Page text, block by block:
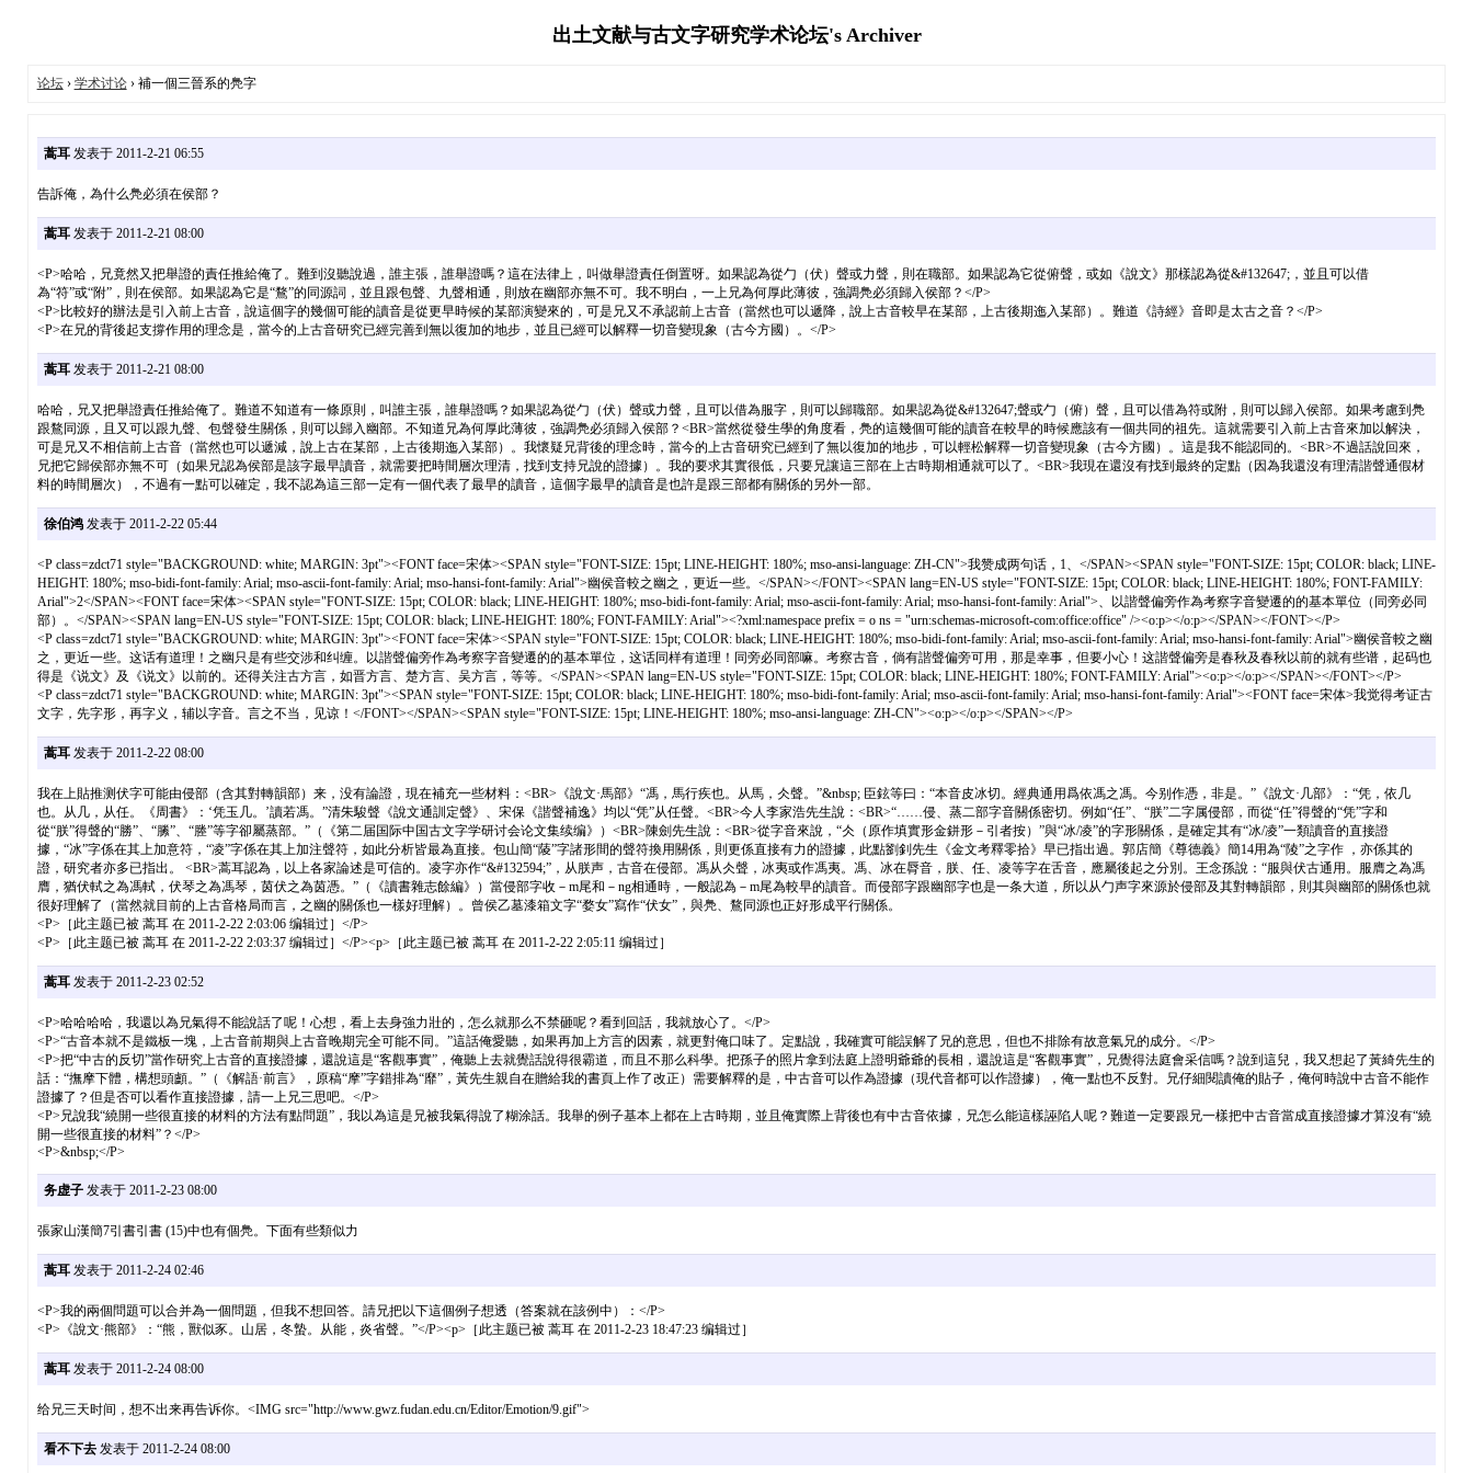
出土文献与古文字研究学术论坛's Archiver
论坛› 学术讨论› 補一個三晉系的鳧字
蒿耳发表于 2011-2-21 06:55
告訴俺，為什么鳧必須在侯部？
蒿耳发表于 2011-2-21 08:00
<P>哈哈，兄竟然又把舉證的責任推給俺了。難到沒聽說過，誰主張，誰舉證嗎？這在法律上，叫做舉證責任倒置呀。如果認為從勹（伏）聲或力聲，則在職部。如果認為它從俯聲，或如《說文》那樣認為從&#132647;，並且可以借
為“符”或“附”，則在侯部。如果認為它是“鶩”的同源詞，並且跟包聲、九聲相通，則放在幽部亦無不可。我不明白，一上兄為何厚此薄彼，強調鳧必須歸入侯部？</P>
<P>比較好的辦法是引入前上古音，說這個字的幾個可能的讀音是從更早時候的某部演變來的，可是兄又不承認前上古音（當然也可以遞降，說上古音較早在某部，上古後期迤入某部）。難道《詩經》音即是太古之音？</P>
<P>在兄的背後起支撐作用的理念是，當今的上古音研究已經完善到無以復加的地步，並且已經可以解釋一切音變現象（古今方國）。</P>
蒿耳发表于 2011-2-21 08:00
哈哈，兄又把舉證責任推給俺了。難道不知道有一條原則，叫誰主張，誰舉證嗎？如果認為從勹（伏）聲或力聲，且可以借為服字，則可以歸職部。如果認為從&#132647;聲或勹（俯）聲，且可以借為符或附，則可以歸入侯部。如果考慮到鳧
跟鶩同源，且又可以跟九聲、包聲發生關係，則可以歸入幽部。不知道兄為何厚此薄彼，強調鳧必須歸入侯部？<BR>當然從發生學的角度看，鳧的這幾個可能的讀音在較早的時候應該有一個共同的祖先。這就需要引入前上古音來加以解決，
可是兄又不相信前上古音（當然也可以遞減，說上古在某部，上古後期迤入某部）。我懷疑兄背後的理念時，當今的上古音研究已經到了無以復加的地步，可以輕松解釋一切音變現象（古今方國）。這是我不能認同的。<BR>不過話說回來，
兄把它歸侯部亦無不可（如果兄認為侯部是該字最早讀音，就需要把時間層次理清，找到支持兄說的證據）。我的要求其實很低，只要兄讓這三部在上古時期相通就可以了。<BR>我現在還沒有找到最終的定點（因為我還沒有理清諧聲通假材
料的時間層次），不過有一點可以確定，我不認為這三部一定有一個代表了最早的讀音，這個字最早的讀音是也許是跟三部都有關係的另外一部。
徐伯鸿发表于 2011-2-22 05:44
<P class=zdct71 style="BACKGROUND: white; MARGIN: 3pt"><FONT face=宋体><SPAN style="FONT-SIZE: 15pt; LINE-HEIGHT: 180%; mso-ansi-language: ZH-CN">我赞成两句话，1、</SPAN><SPAN style="FONT-SIZE: 15pt; COLOR: black; LINE-
HEIGHT: 180%; mso-bidi-font-family: Arial; mso-ascii-font-family: Arial; mso-hansi-font-family: Arial">幽侯音較之幽之，更近一些。</SPAN></FONT><SPAN lang=EN-US style="FONT-SIZE: 15pt; COLOR: black; LINE-HEIGHT: 180%; FONT-FAMILY:
Arial">2</SPAN><FONT face=宋体><SPAN style="FONT-SIZE: 15pt; COLOR: black; LINE-HEIGHT: 180%; mso-bidi-font-family: Arial; mso-ascii-font-family: Arial; mso-hansi-font-family: Arial">、以諧聲偏旁作為考察字音變遷的的基本單位（同旁必同
部）。</SPAN><SPAN lang=EN-US style="FONT-SIZE: 15pt; COLOR: black; LINE-HEIGHT: 180%; FONT-FAMILY: Arial"><?xml:namespace prefix = o ns = "urn:schemas-microsoft-com:office:office" /><o:p></o:p></SPAN></FONT></P>
<P class=zdct71 style="BACKGROUND: white; MARGIN: 3pt"><FONT face=宋体><SPAN style="FONT-SIZE: 15pt; COLOR: black; LINE-HEIGHT: 180%; mso-bidi-font-family: Arial; mso-ascii-font-family: Arial; mso-hansi-font-family: Arial">幽侯音較之幽
之，更近一些。这话有道理！之幽只是有些交涉和纠缠。以諧聲偏旁作為考察字音變遷的的基本單位，这话同样有道理！同旁必同部嘛。考察古音，倘有諧聲偏旁可用，那是幸事，但要小心！这諧聲偏旁是春秋及春秋以前的就有些谱，起码也
得是《说文》及《说文》以前的。还得关注古方言，如晋方言、楚方言、吴方言，等等。</SPAN><SPAN lang=EN-US style="FONT-SIZE: 15pt; COLOR: black; LINE-HEIGHT: 180%; FONT-FAMILY: Arial"><o:p></o:p></SPAN></FONT></P>
<P class=zdct71 style="BACKGROUND: white; MARGIN: 3pt"><SPAN style="FONT-SIZE: 15pt; COLOR: black; LINE-HEIGHT: 180%; mso-bidi-font-family: Arial; mso-ascii-font-family: Arial; mso-hansi-font-family: Arial"><FONT face=宋体>我觉得考证古
文字，先字形，再字义，辅以字音。言之不当，见谅！</FONT></SPAN><SPAN style="FONT-SIZE: 15pt; LINE-HEIGHT: 180%; mso-ansi-language: ZH-CN"><o:p></o:p></SPAN></P>
蒿耳发表于 2011-2-22 08:00
我在上貼推测伏字可能由侵部（含其對轉韻部）来，没有論證，現在補充一些材料：<BR>《說文·馬部》“馮，馬行疾也。从馬，仌聲。”&nbsp; 臣鉉等曰：“本音皮冰切。經典通用爲依馮之馮。今别作憑，非是。”《說文·几部》：“凭，依几
也。从几，从任。《周書》：‘凭玉几。’讀若馮。”清朱駿聲《說文通訓定聲》、宋保《諧聲補逸》均以“凭”从任聲。<BR>今人李家浩先生說：<BR>“……侵、蒸二部字音關係密切。例如“任”、“朕”二字属侵部，而從“任”得聲的“凭”字和
從“朕”得聲的“勝”、“縢”、“塍”等字卻屬蒸部。”（《第二届国际中国古文字学研讨会论文集续编》）<BR>陳劍先生說：<BR>從字音來說，“仌（原作填實形金鉼形－引者按）”與“冰/凌”的字形關係，是確定其有“冰/凌”一類讀音的直接證
據，“冰”字係在其上加意符，“凌”字係在其上加注聲符，如此分析皆最為直接。包山簡“䔖”字諸形間的聲符換用關係，則更係直接有力的證據，此點劉釗先生《金文考釋零拾》早已指出過。郭店簡《尊德義》簡14用為“陵”之字作 ，亦係其的
證，研究者亦多已指出。 <BR>蒿耳認為，以上各家論述是可信的。凌字亦作“&#132594;”，从朕声，古音在侵部。馮从仌聲，冰夷或作馮夷。馮、冰在脣音，朕、任、凌等字在舌音，應屬後起之分別。王念孫說：“服與伏古通用。服膺之為馮
膺，猶伏軾之為馮軾，伏琴之為馮琴，茵伏之為茵憑。”（《讀書雜志餘編》）當侵部字收－m尾和－ng相通時，一般認為－m尾為較早的讀音。而侵部字跟幽部字也是一条大道，所以从勹声字來源於侵部及其對轉韻部，則其與幽部的關係也就
很好理解了（當然就目前的上古音格局而言，之幽的關係也一樣好理解）。曾侯乙墓漆箱文字“婺女”寫作“伏女”，與鳧、鶩同源也正好形成平行關係。
<P>［此主题已被 蒿耳 在 2011-2-22 2:03:06 编辑过］</P>
<P>［此主题已被 蒿耳 在 2011-2-22 2:03:37 编辑过］</P><p>［此主题已被 蒿耳 在 2011-2-22 2:05:11 编辑过］
蒿耳发表于 2011-2-23 02:52
<P>哈哈哈哈，我還以為兄氣得不能說話了呢！心想，看上去身強力壯的，怎么就那么不禁砸呢？看到回話，我就放心了。</P>
<P>“古音本就不是鐵板一塊，上古音前期與上古音晚期完全可能不同。”這話俺愛聽，如果再加上方言的因素，就更對俺口味了。定點說，我確實可能誤解了兄的意思，但也不排除有故意氣兄的成分。</P>
<P>把“中古的反切”當作研究上古音的直接證據，還說這是“客觀事實”，俺聽上去就覺話說得很霸道，而且不那么科學。把孫子的照片拿到法庭上證明爺爺的長相，還說這是“客觀事實”，兄覺得法庭會采信嗎？說到這兒，我又想起了黃綺先生的
話：“撫摩下體，構想頭顱。”（《解語·前言》，原稿“摩”字錯排為“靡”，黃先生親自在贈給我的書頁上作了改正）需要解釋的是，中古音可以作為證據（現代音都可以作證據），俺一點也不反對。兄仔細閱讀俺的貼子，俺何時說中古音不能作
證據了？但是否可以看作直接證據，請一上兄三思吧。</P>
<P>兄說我“繞開一些很直接的材料的方法有點問題”，我以為這是兄被我氣得說了糊涂話。我舉的例子基本上都在上古時期，並且俺實際上背後也有中古音依據，兄怎么能這樣誣陷人呢？難道一定要跟兄一樣把中古音當成直接證據才算沒有“繞
開一些很直接的材料”？</P>
<P>&nbsp;</P>
务虚子发表于 2011-2-23 08:00
張家山漢簡7引書引書 (15)中也有個鳧。下面有些類似力
蒿耳发表于 2011-2-24 02:46
<P>我的兩個問題可以合并為一個問題，但我不想回答。請兄把以下這個例子想透（答案就在該例中）：</P>
<P>《說文·熊部》：“熊，獸似豕。山居，冬蟄。从能，炎省聲。”</P><p>［此主题已被 蒿耳 在 2011-2-23 18:47:23 编辑过］
蒿耳发表于 2011-2-24 08:00
给兄三天时间，想不出来再告诉你。<IMG src="http://www.gwz.fudan.edu.cn/Editor/Emotion/9.gif">
看不下去发表于 2011-2-24 08:00